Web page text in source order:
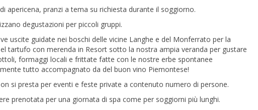
apericena, pranzi a tema su richiesta durante il soggiorno.
degustazioni per piccoli gruppi.
uscite guidate nei boschi delle vicine Langhe e del Monferrato per la
tartufo con merenda in Resort sotto la nostra ampia veranda per gustare
formaggi locali e frittate fatte con le nostre erbe spontanee
tutto accompagnato da del buon vino Piemontese!
si presta per eventi e feste private a contenuto numero di persone.
prenotata per una giornata di spa come per soggiorni più lunghi.